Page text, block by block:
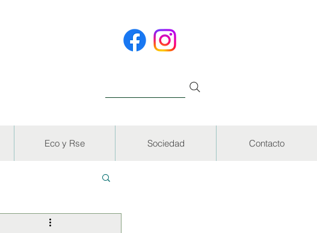
Eco y Rse Sociedad Contacto
ENTREVISTAS